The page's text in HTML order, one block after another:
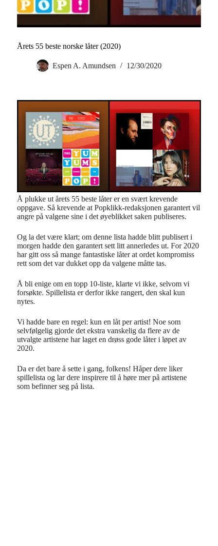
Årets 55 beste norske låter (2020)
Espen A. Amundsen 12/30/2020
Å plukke ut årets 55 beste låter er en svært krevende
oppgave. Så krevende at Popklikk-redaksjonen garantert vil
angre på valgene sine i det øyeblikket saken publiseres.
Og la det være klart; om denne lista hadde blitt publisert i
morgen hadde den garantert sett litt annerledes ut. For 2020
har gitt oss så mange fantastiske låter at ordet kompromiss
rett som det var dukket opp da valgene måtte tas.
Å bli enige om en topp 10-liste, klarte vi ikke, selvom vi
forsøkte. Spillelista er derfor ikke rangert, den skal kun
nytes.
Vi hadde bare en regel: kun en låt per artist! Noe som
selvfølgelig gjorde det ekstra vanskelig da flere av de
utvalgte artistene har laget en drøss gode låter i løpet av
2020.
Da er det bare å sette i gang, folkens! Håper dere liker
spillelista og lar dere inspirere til å høre mer på artistene
som befinner seg på lista.